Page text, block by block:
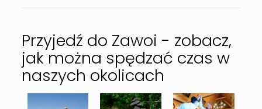
Przyjedź do Zawoi - zobacz,
jak można spędzać czas w
naszych okolicach